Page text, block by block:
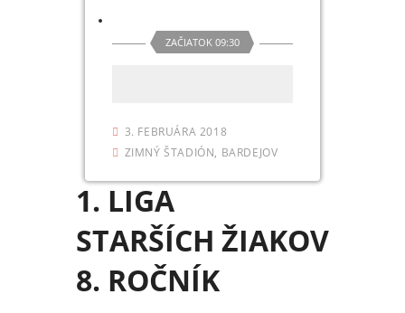
ZAČIATOK 09:30
3. FEBRUÁRA 2018
ZIMNÝ ŠTADIÓN, BARDEJOV
1. LIGA
STARŠÍCH ŽIAKOV
8. ROČNÍK